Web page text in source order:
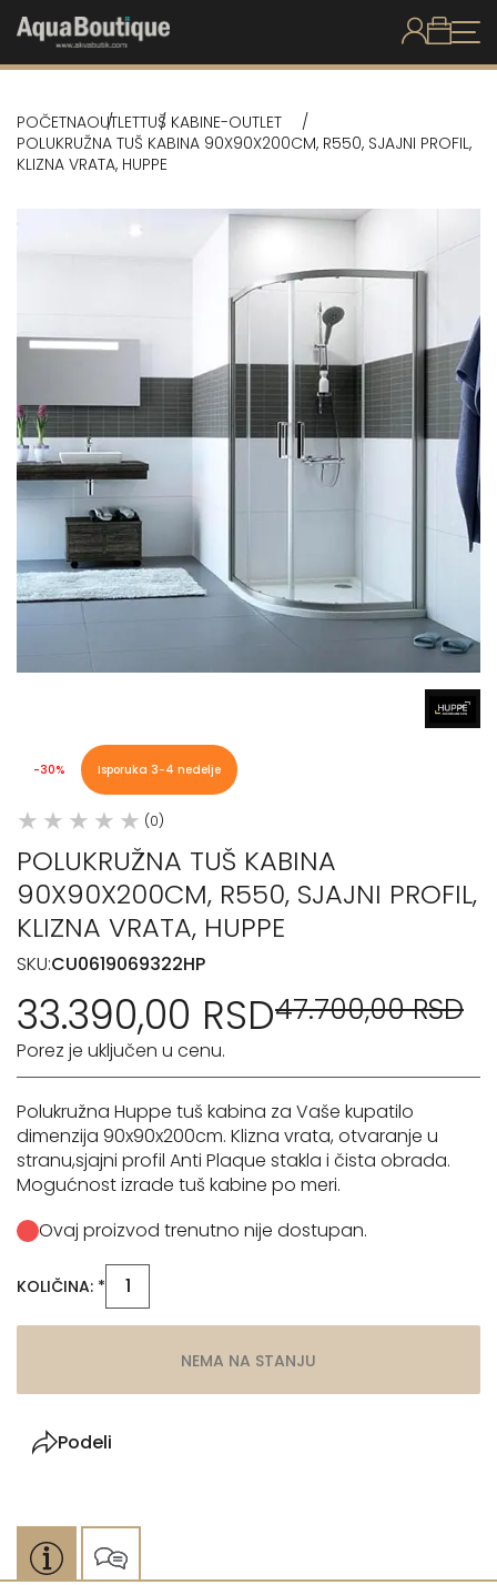
POČETNAOUTLETTUŠ KABINE-OUTLET
POLUKRUŽNA TUŠ KABINA 90X90X200CM, R550, SJAJNI PROFIL,
KLIZNA VRATA, HUPPE
-30% Isporuka 3-4 nedelje
(0)
POLUKRUŽNA TUŠ KABINA
90X90X200CM, R550, SJAJNI PROFIL,
KLIZNA VRATA, HUPPE
SKU:CU0619069322HP
33.390,00 RSD47.700,00 RSD
Porez je uključen u cenu.
Polukružna Huppe tuš kabina za Vaše kupatilo
dimenzija 90x90x200cm. Klizna vrata, otvaranje u
stranu,sjajni profil Anti Plaque stakla i čista obrada.
Mogućnost izrade tuš kabine po meri.
Ovaj proizvod trenutno nije dostupan.
KOLIČINA: *
NEMA NA STANJU
Podeli